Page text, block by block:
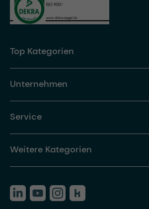
Top Kategorien
Unternehmen
Service
Weitere Kategorien